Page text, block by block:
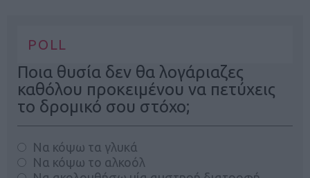
POLL
Ποια θυσία δεν θα λογάριαζες
καθόλου προκειμένου να πετύχεις
το δρομικό σου στόχο;
Να κόψω τα γλυκά
Να κόψω το αλκοόλ